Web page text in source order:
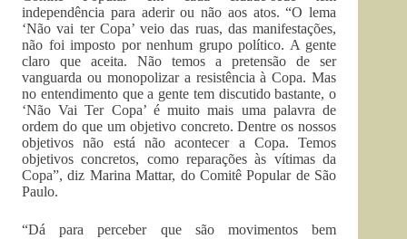
independência para aderir ou não aos atos. “O lema
‘Não vai ter Copa’ veio das ruas, das manifestações,
não foi imposto por nenhum grupo político. A gente
claro que aceita. Não temos a pretensão de ser
vanguarda ou monopolizar a resistência à Copa. Mas
no entendimento que a gente tem discutido bastante, o
‘Não Vai Ter Copa’ é muito mais uma palavra de
ordem do que um objetivo concreto. Dentre os nossos
objetivos não está não acontecer a Copa. Temos
objetivos concretos, como reparações às vítimas da
Copa”, diz Marina Mattar, do Comitê Popular de São
Paulo.
“Dá para perceber que são movimentos bem